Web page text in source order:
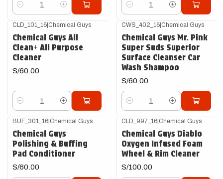
Cantidad Cantidad
CLD_101_16|Chemical Guys
Chemical Guys All
Clean+ All Purpose
Cleaner
S/60.00
Cantidad
CWS_402_16|Chemical Guys
Chemical Guys Mr. Pink
Super Suds Superior
Surface Cleanser Car
Wash Shampoo
S/60.00
Cantidad
BUF_301_16|Chemical Guys
Chemical Guys
Polishing & Buffing
Pad Conditioner
S/60.00
CLD_997_16|Chemical Guys
Chemical Guys Diablo
Oxygen Infused Foam
Wheel & Rim Cleaner
S/100.00